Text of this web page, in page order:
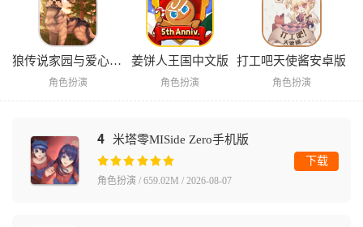
狼传说家园与爱心中文版
角色扮演
姜饼人王国中文版
角色扮演
打工吧天使酱安卓版
角色扮演
4 米塔零MISide Zero手机版
角色扮演 / 659.02M / 2026-08-07
下载